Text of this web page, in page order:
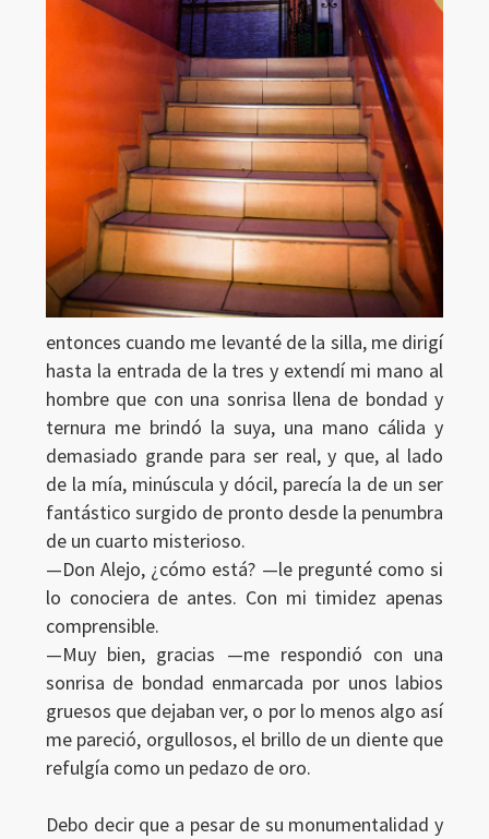
entonces cuando me levanté de la silla, me dirigí
hasta la entrada de la tres y extendí mi mano al
hombre que con una sonrisa llena de bondad y
ternura me brindó la suya, una mano cálida y
demasiado grande para ser real, y que, al lado
de la mía, minúscula y dócil, parecía la de un ser
fantástico surgido de pronto desde la penumbra
de un cuarto misterioso.
—Don Alejo, ¿cómo está? —le pregunté como si
lo conociera de antes. Con mi timidez apenas
comprensible.
—Muy bien, gracias —me respondió con una
sonrisa de bondad enmarcada por unos labios
gruesos que dejaban ver, o por lo menos algo así
me pareció, orgullosos, el brillo de un diente que
refulgía como un pedazo de oro.
Debo decir que a pesar de su monumentalidad y